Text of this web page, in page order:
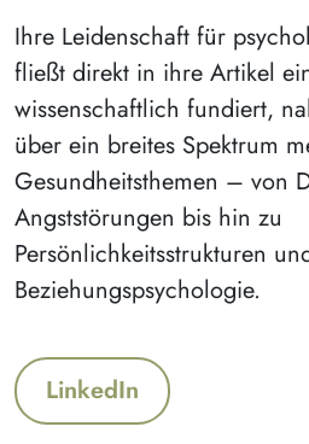
Ihre Leidenschaft für
fließt direkt in ihre Artikel
wissenschaftlich fundiert,
über ein breites Spektrum
Gesundheitsthemen – von
Angststörungen bis hin zu
Persönlichkeitsstrukturen
Beziehungspsychologie.
LinkedIn